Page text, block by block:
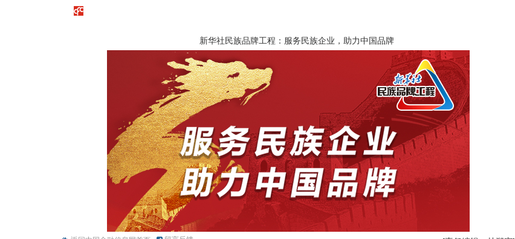
新华社民族品牌工程：服务民族企业，助力中国品牌